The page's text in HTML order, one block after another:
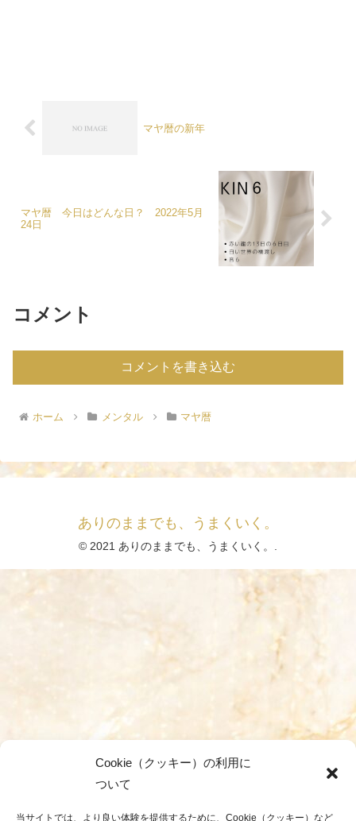
Cookie（クッキー）の利用に
ついて
当サイトでは、より良い体験を提供するために、Cookie（クッキー）など
マヤ暦の新年
マヤ暦 今日はどんな日？ 2022年5月
24日
コメント
コメントを書き込む
ホーム メンタル マヤ暦
ありのままでも、うまくいく。
© 2021 ありのままでも、うまくいく。.